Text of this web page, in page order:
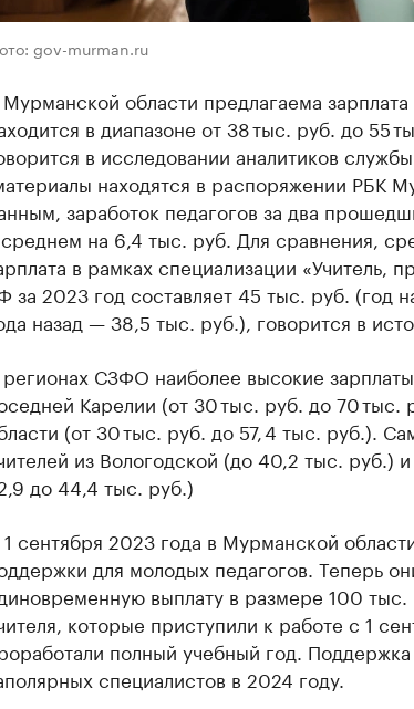
gov-murman.ru
области предлагаема зарплата
в диапазоне от 38 тыс. руб. до 55
в исследовании аналитиков
находятся в распоряжении РБК
заработок педагогов за два
на 6,4 тыс. руб. Для сравнения,
в рамках специализации «Учитель,
за 2023 год составляет 45 тыс. руб. (год
назад — 38,5 тыс. руб.), говорится в
СЗФО наиболее высокие
Карелии (от 30 тыс. руб. до 70 тыс.
(от 30 тыс. руб. до 57, 4 тыс. руб.).
из Вологодской (до 40,2 тыс. руб.)
до 44,4 тыс. руб.)
сентября 2023 года в Мурманской
для молодых педагогов. Теперь
выплату в размере 100 тыс.
которые приступили к работе с 1
полный учебный год.
специалистов в 2024 году.